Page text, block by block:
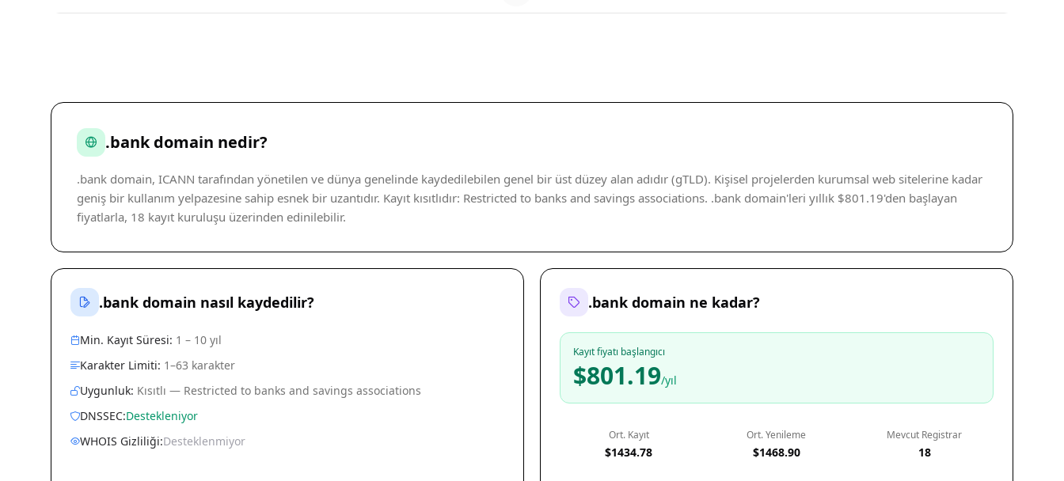
.bank domain nedir?
.bank domain, ICANN tarafından yönetilen ve dünya genelinde kaydedilebilen genel bir üst düzey alan adıdır (gTLD). Kişisel projelerden kurumsal web sitelerine kadar
geniş bir kullanım yelpazesine sahip esnek bir uzantıdır. Kayıt kısıtlıdır: Restricted to banks and savings associations. .bank domain'leri yıllık $801.19'den başlayan
fiyatlarla, 18 kayıt kuruluşu üzerinden edinilebilir.
.bank domain nasıl kaydedilir?
Min. Kayıt Süresi: 1 – 10 yıl
Karakter Limiti: 1–63 karakter
Uygunluk: Kısıtlı — Restricted to banks and savings associations
DNSSEC:Destekleniyor
WHOIS Gizliliği:Desteklenmiyor
.bank domain ne kadar?
Kayıt fiyatı başlangıcı
$801.19/yıl
Ort. Kayıt
$1434.78
Ort. Yenileme
$1468.90
Mevcut Registrar
18